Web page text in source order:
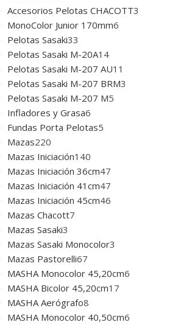
Accesorios Pelotas CHACOTT3
MonoColor Junior 170mm6
Pelotas Sasaki33
Pelotas Sasaki M-20A14
Pelotas Sasaki M-207 AU11
Pelotas Sasaki M-207 BRM3
Pelotas Sasaki M-207 M5
Infladores y Grasa6
Fundas Porta Pelotas5
Mazas220
Mazas Iniciación140
Mazas Iniciación 36cm47
Mazas Iniciación 41cm47
Mazas Iniciación 45cm46
Mazas Chacott7
Mazas Sasaki3
Mazas Sasaki Monocolor3
Mazas Pastorelli67
MASHA Monocolor 45,20cm6
MASHA Bicolor 45,20cm17
MASHA Aerógrafo8
MASHA Monocolor 40,50cm6